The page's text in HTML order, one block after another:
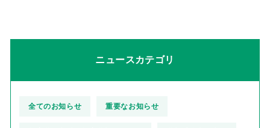
ニュースカテゴリ
全てのお知らせ 重要なお知らせ